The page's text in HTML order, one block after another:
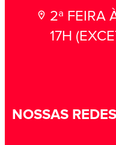
2ª FEIRA
17H
NOSSAS REDES